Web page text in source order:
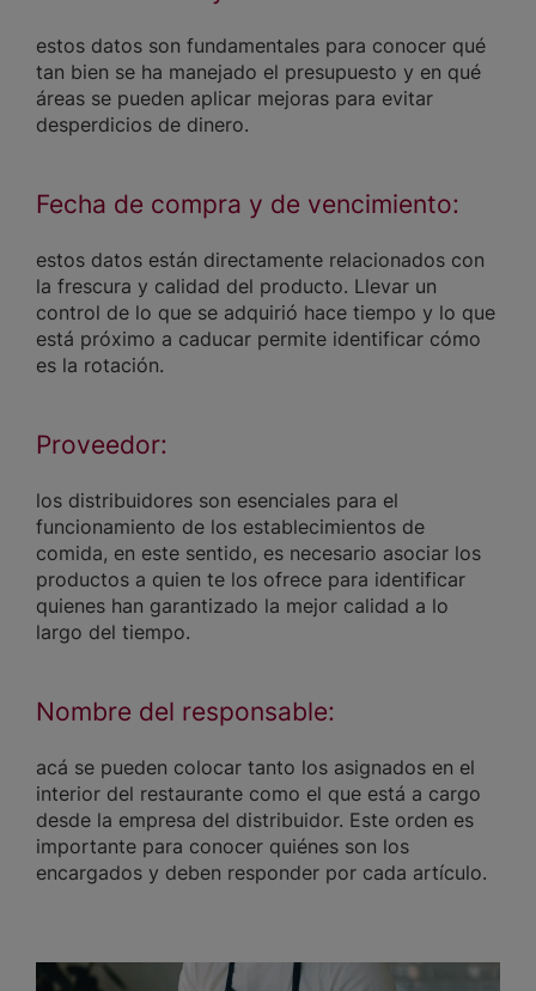
estos datos son fundamentales para conocer qué
tan bien se ha manejado el presupuesto y en qué
áreas se pueden aplicar mejoras para evitar
desperdicios de dinero.
Fecha de compra y de vencimiento:
estos datos están directamente relacionados con
la frescura y calidad del producto. Llevar un
control de lo que se adquirió hace tiempo y lo que
está próximo a caducar permite identificar cómo
es la rotación.
Proveedor:
los distribuidores son esenciales para el
funcionamiento de los establecimientos de
comida, en este sentido, es necesario asociar los
productos a quien te los ofrece para identificar
quienes han garantizado la mejor calidad a lo
largo del tiempo.
Nombre del responsable:
acá se pueden colocar tanto los asignados en el
interior del restaurante como el que está a cargo
desde la empresa del distribuidor. Este orden es
importante para conocer quiénes son los
encargados y deben responder por cada artículo.